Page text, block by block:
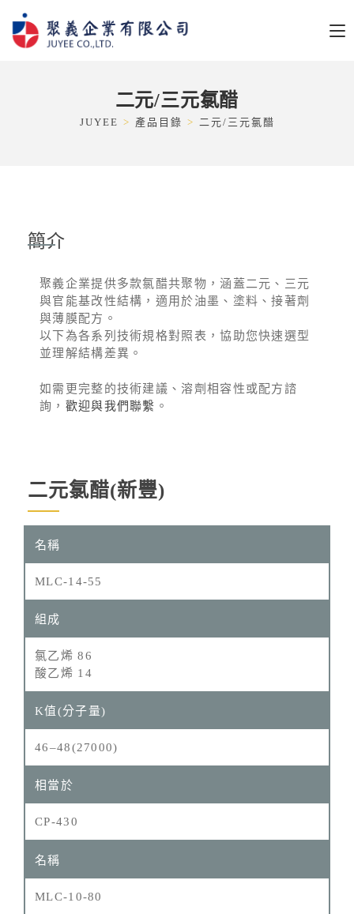
二元/三元氯醋
JUYEE > 產品目錄 > 二元/三元氯醋
簡介
聚義企業提供多款氯醋共聚物，涵蓋二元、三元
與官能基改性結構，適用於油墨、塗料、接著劑
與薄膜配方。
以下為各系列技術規格對照表，協助您快速選型
並理解結構差異。
如需更完整的技術建議、溶劑相容性或配方諮
詢， 歡迎與我們聯繫 。
二元氯醋(新豐)
MLC-14-55
氯乙烯 86
酸乙烯 14
46–48(27000)
CP‑430
MLC-10-80